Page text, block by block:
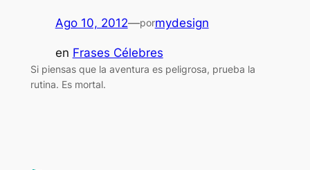
Ago 10, 2012—pormydesign
en Frases Célebres
Si piensas que la aventura es peligrosa, prueba la
rutina. Es mortal.